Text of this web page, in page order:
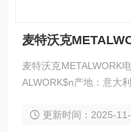
麦特沃克
麦特沃克METALWORK
ALWORK$n产地：意大
更新时间：2025-